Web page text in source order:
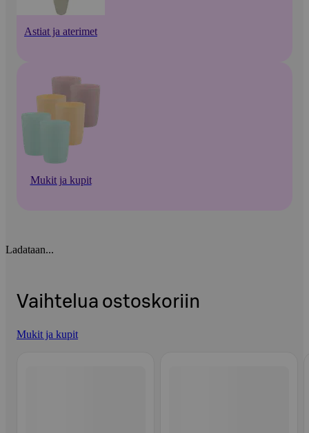
Astiat ja aterimet
Mukit ja kupit
Ladataan...
Vaihtelua ostoskoriin
Mukit ja kupit